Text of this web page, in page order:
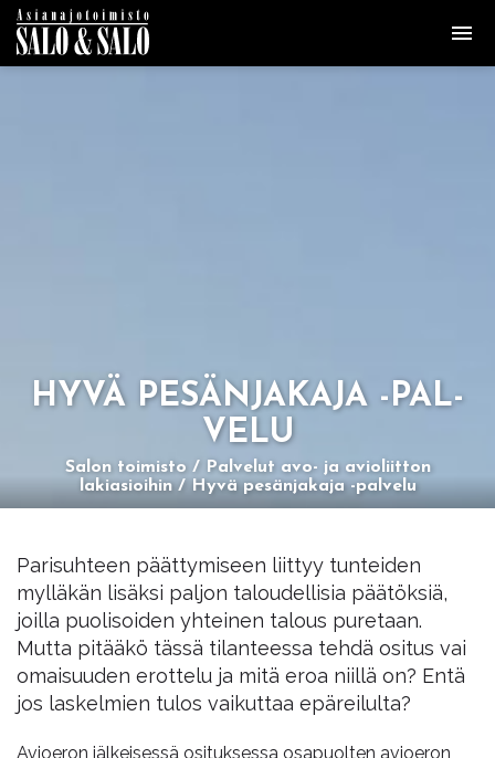
HYVÄ PE­SÄN­JA­KA­JA -PAL­
VE­LU
Salon toimisto
Palvelut avo- ja avioliitton
lakiasioihin
Hyvä pesänjakaja -palvelu
Parisuhteen päättymiseen liittyy tunteiden
mylläkän lisäksi paljon taloudellisia päätöksiä,
joilla puolisoiden yhteinen talous puretaan.
Mutta pitääkö tässä tilanteessa tehdä ositus vai
omaisuuden erottelu ja mitä eroa niillä on? Entä
jos laskelmien tulos vaikuttaa epäreilulta?
Avioeron jälkeisessä osituksessa osapuolten avioeron